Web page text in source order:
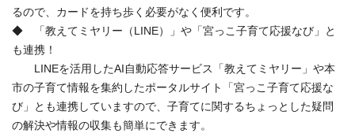
るので、カードを持ち歩く必要がなく便利です。
◆ 「教えてミヤリー（LINE）」や「宮っこ子育て応援なび」と
も連携！
LINEを活用したAI自動応答サービス「教えてミヤリー」や本
市の子育て情報を集約したポータルサイト「宮っこ子育て応援な
び」とも連携していますので、子育てに関するちょっとした疑問
の解決や情報の収集も簡単にできます。